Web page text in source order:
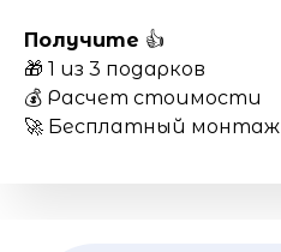
Получите 👍
🎁 1 из 3 подарков
💰 Расчет стоимости
🚀 Бесплатный монтаж